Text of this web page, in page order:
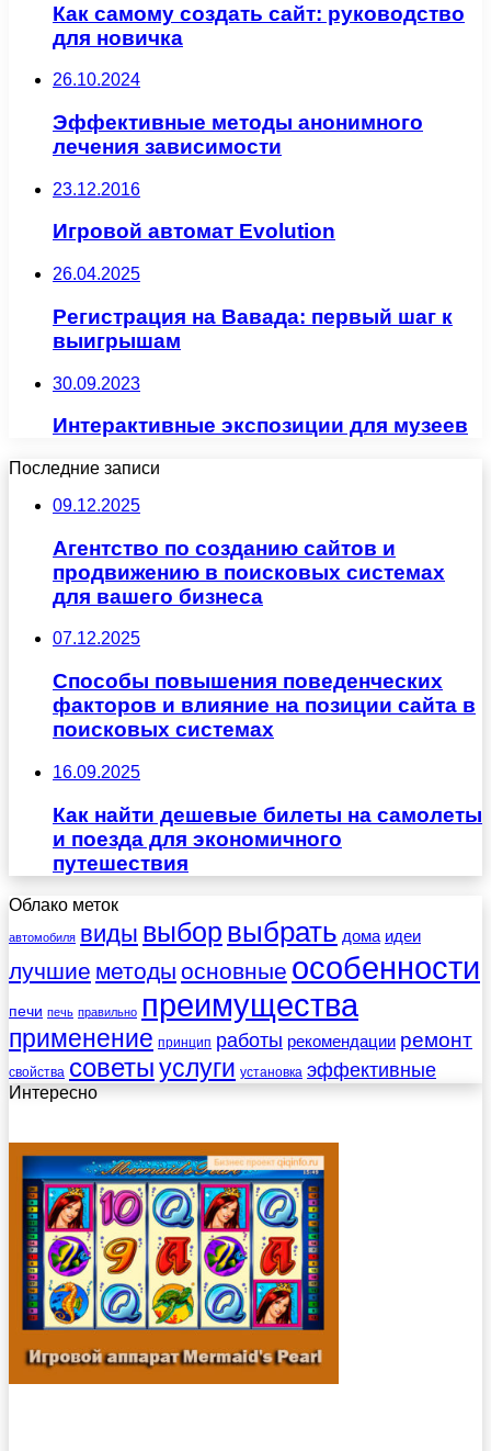
Как самому создать сайт: руководство
для новичка
26.10.2024
Эффективные методы анонимного
лечения зависимости
23.12.2016
Игровой автомат Evolution
26.04.2025
Регистрация на Вавада: первый шаг к
выигрышам
30.09.2023
Интерактивные экспозиции для музеев
Последние записи
09.12.2025
Агентство по созданию сайтов и
продвижению в поисковых системах
для вашего бизнеса
07.12.2025
Способы повышения поведенческих
факторов и влияние на позиции сайта в
поисковых системах
16.09.2025
Как найти дешевые билеты на самолеты
и поезда для экономичного
путешествия
Облако меток
автомобиля виды выбор выбрать дома идеи
лучшие методы основные особенности
печи печь правильно преимущества
применение принцип работы рекомендации ремонт
свойства советыуслуги установка эффективные
Интересно